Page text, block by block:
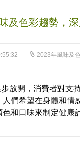
及色彩趨勢，
2023年風味及
放開，消費者對支
們希望在身體和情
和口味來制定健康